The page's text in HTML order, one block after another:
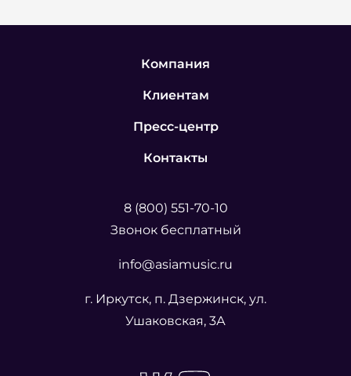
Компания
Клиентам
Пресс-центр
Контакты
8 (800) 551-70-10
Звонок бесплатный
info@asiamusic.ru
г. Иркутск, п. Дзержинск, ул.
Ушаковская, 3А